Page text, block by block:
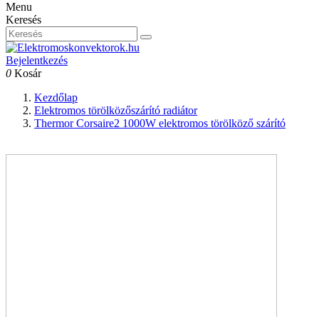
Menu
Keresés
Bejelentkezés
0 Kosár
Kezdőlap
Elektromos törölközőszárító radiátor
Thermor Corsaire2 1000W elektromos törölköző szárító